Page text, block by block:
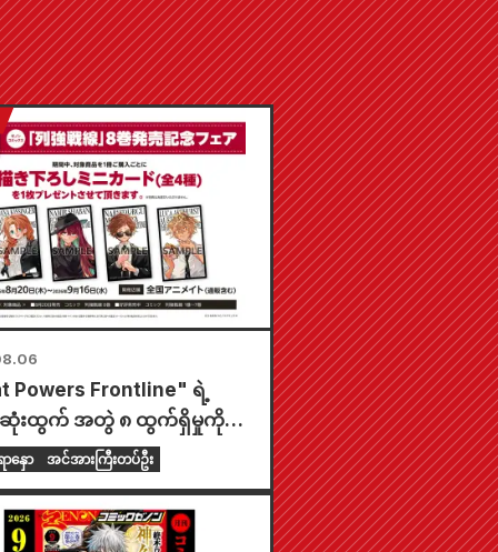
Powers Frontline" ရဲ့
ဆုံးထွက် အတွဲ ၈ ထွက်ရှိမှုကို
အနေနဲ့ သြဂုတ်လ ၂၀ ရက်နေ့
တစ်နိုင်ငံလုံးက Animate ဆိုင်
အချိန်အကန့်အသတ်နဲ့ ပြပွဲတစ်
ပသွားမှာဖြစ်ပြီး အထူးကံစမ်းမဲ
နှော အင်အားကြီးတပ်ဦး